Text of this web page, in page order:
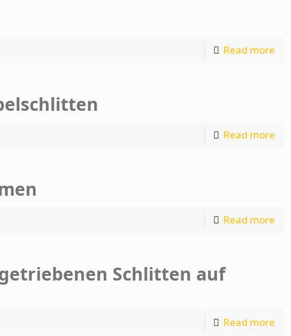
Read more
Read more
Read more
Schlitten auf
Read more